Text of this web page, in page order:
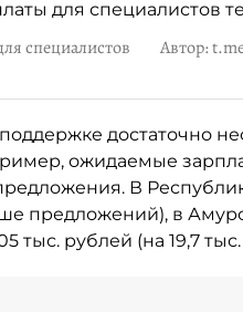
специалистов
Автор:
достаточно
ожидаемые
В
предложений), в
тыс. рублей (на 19,7